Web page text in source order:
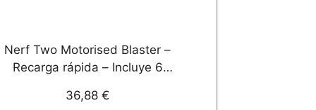
Nerf Two Motorised Blaster –
Recarga rápida – Incluye 6
Multicolor (Hasbro E79214R00) +
36,88 €